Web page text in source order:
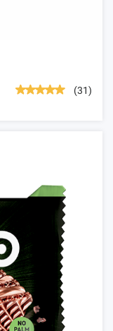
(31)